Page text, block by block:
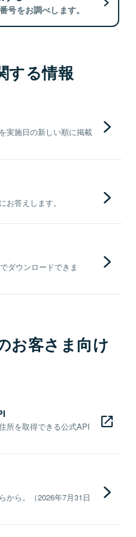
号をお調べします。
する情報
実施日の新しい順に掲載
答えします。
ダウンロードできま
お客さま向け
所を取得できる公式API
から。（2026年7月31日